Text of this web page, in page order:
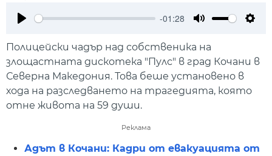
-01:28
Полицейски чадър над собственика на
злощастната дискотека "Пулс" в град Кочани в
Северна Македония. Това беше установено в
хода на разследването на трагедията, която
отне живота на 59 души.
Реклама
Адът в Кочани: Кадри от евакуацията от